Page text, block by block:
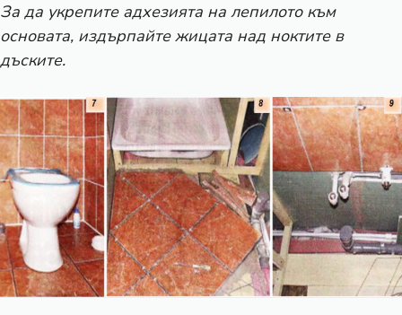
За да укрепите адхезията на лепилото към
основата, издърпайте жицата над ноктите в
дъските.